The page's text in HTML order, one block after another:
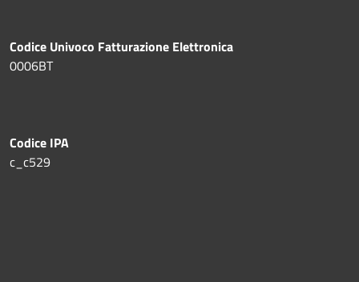
Codice Univoco Fatturazione Elettronica
0006BT
Codice IPA
c_c529